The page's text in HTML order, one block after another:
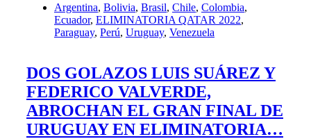
Argentina, Bolivia, Brasil, Chile, Colombia,
Ecuador, ELIMINATORIA QATAR 2022,
Paraguay, Perú, Uruguay, Venezuela
DOS GOLAZOS LUIS SUÁREZ Y
FEDERICO VALVERDE,
ABROCHAN EL GRAN FINAL DE
URUGUAY EN ELIMINATORIA…